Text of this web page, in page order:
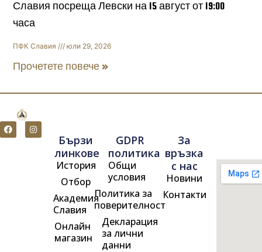
Славия посреща Левски на 15 август от 19:00
часа
ПФК Славия юли 29, 2026
Прочетете повече »
F
a
c
I
n
s
Бързи
линкове
История
Отбор
Академия
Славия
Онлайн
магазин
GDPR
политика
Общи
условия
Политика за
поверителност
Декларация
за лични
данни
За
връзка
с нас
Новини
Контакти